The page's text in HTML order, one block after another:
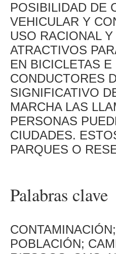
POSIBILIDAD DE
VEHICULAR Y
USO RACIONAL
ATRACTIVOS
EN BICICLETAS
CONDUCTORES
SIGNIFICATIVO
MARCHA LAS
PERSONAS
CIUDADES.
PARQUES O
Palabras clave
POBLACIÓN;